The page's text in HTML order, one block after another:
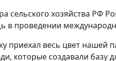
сельского хозяйства РФ
в проведении
приехал весь цвет нашей
которые создавали базу